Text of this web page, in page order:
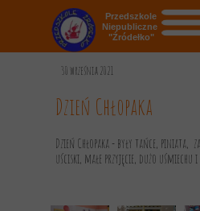
Przedszkole
Niepubliczne
"Źródełko"
30 września 2021
Dzień Chłopaka
Dzień Chłopaka - były tańce, piniata,
uściski, małe przyjęcie, dużo uśmiechu